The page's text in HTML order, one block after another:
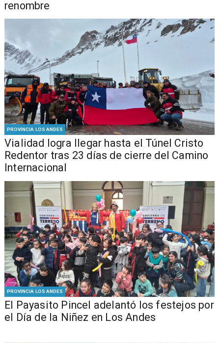
renombre
PROVINCIA LOS ANDES
Vialidad logra llegar hasta el Túnel Cristo
Redentor tras 23 días de cierre del Camino
Internacional
PROVINCIA LOS ANDES
El Payasito Pincel adelantó los festejos por
el Día de la Niñez en Los Andes